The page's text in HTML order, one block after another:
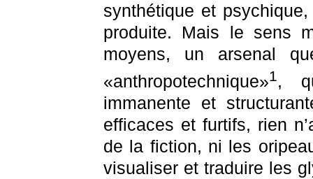
synthétique et
produite. Mais le sens
moyens, un arsenal
«anthropotechnique»1,
immanente et
efficaces et furtifs, rien
de la fiction, ni les
visualiser et traduire les